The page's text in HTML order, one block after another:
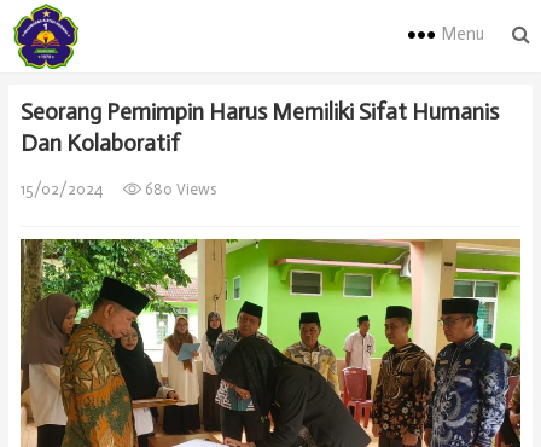
Menu
Seorang Pemimpin Harus Memiliki Sifat Humanis
Dan Kolaboratif
15/02/2024 680 Views